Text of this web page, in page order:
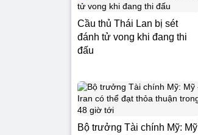
Cầu thủ Thái Lan bị sét
đánh tử vong khi đang thi
đấu
Bộ trưởng Tài chính Mỹ: Mỹ